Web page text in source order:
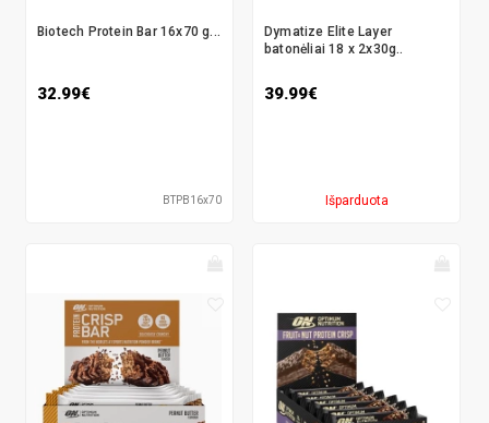
Biotech Protein Bar 16x70 g...
32.99€
BTPB16x70
Dymatize Elite Layer
batonėliai 18 x 2x30g..
39.99€
Išparduota